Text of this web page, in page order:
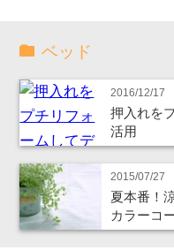
ベッド
2016/12/17
押入れを
活用
2015/07/27
夏本番！
カラーコ